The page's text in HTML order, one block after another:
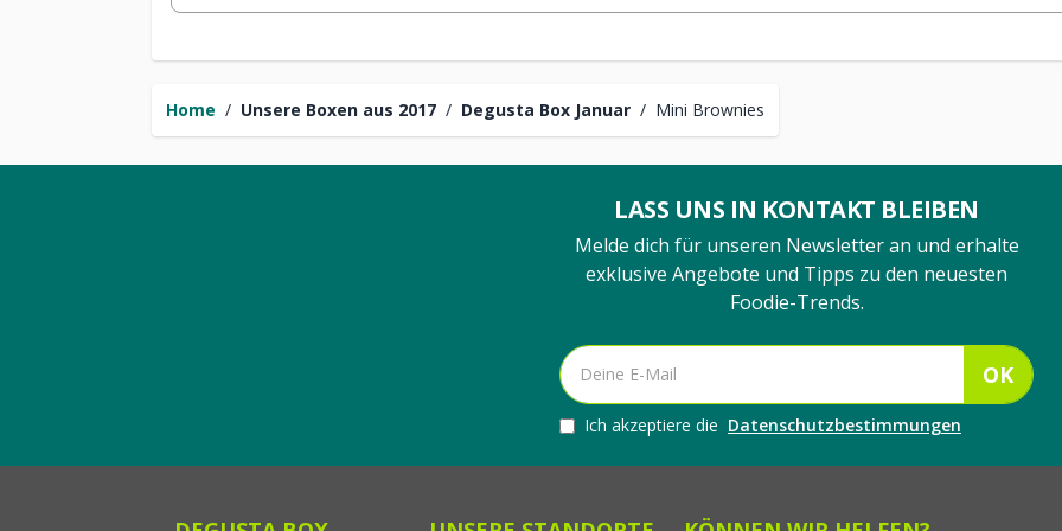
Home / Unsere Boxen aus 2017 / Degusta Box Januar / Mini Brownies
LASS UNS IN KONTAKT BLEIBEN
Melde dich für unseren Newsletter an und erhalte
exklusive Angebote und Tipps zu den neuesten
Foodie-Trends.
OK
Ich akzeptiere die Datenschutzbestimmungen